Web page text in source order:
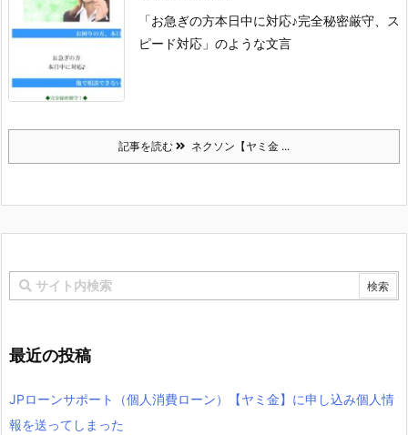
「お急ぎの方本日中に対応♪完全秘密厳守、ス
ピード対応」のような文言
記事を読む ネクソン【ヤミ金 ...
最近の投稿
JPローンサポート（個人消費ローン）【ヤミ金】に申し込み個人情
報を送ってしまった